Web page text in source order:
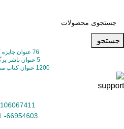
جستجو
76 عنوان جایزه کتاب
5 عنوان ناشر برگزیده
1200 عنوان کتاب منتشرشده
66954603- 021